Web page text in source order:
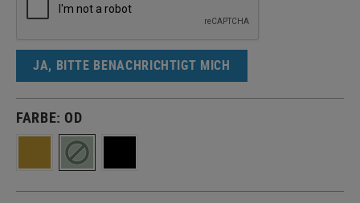
JA, BITTE BENACHRICHTIGT MICH
FARBE: OD